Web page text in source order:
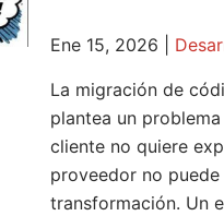
Ene 15, 2026
La migración de
plantea un
cliente no quiere
proveedor no
transformación. Un